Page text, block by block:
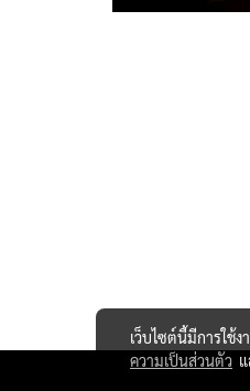
เว็บไซต์นี้มีการใช้
ความเป็นส่วนตัว